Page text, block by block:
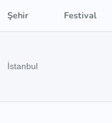
Şehir Festival
İstanbul